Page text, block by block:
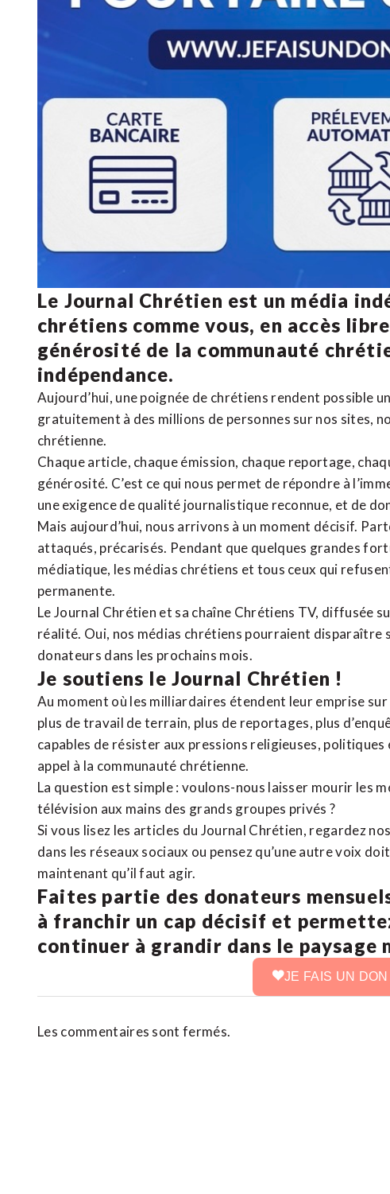
Le Journal Chrétien est un média
chrétiens comme vous, en accès
générosité de la communauté
indépendance.
Aujourd’hui, une poignée de chrétiens rendent possible
gratuitement à des millions de personnes sur nos sites,
chrétienne.
Chaque article, chaque émission, chaque reportage,
générosité. C’est ce qui nous permet de répondre à
une exigence de qualité journalistique reconnue, et de
Mais aujourd’hui, nous arrivons à un moment décisif.
attaqués, précarisés. Pendant que quelques grandes
médiatique, les médias chrétiens et tous ceux qui
permanente.
Le Journal Chrétien et sa chaîne Chrétiens TV, diffusée
réalité. Oui, nos médias chrétiens pourraient disparaître
donateurs dans les prochains mois.
Je soutiens le Journal Chrétien !
Au moment où les milliardaires étendent leur emprise
plus de travail de terrain, plus de reportages, plus
capables de résister aux pressions religieuses, politiques
appel à la communauté chrétienne.
La question est simple : voulons-nous laisser mourir les
télévision aux mains des grands groupes privés ?
Si vous lisez les articles du Journal Chrétien, regardez
dans les réseaux sociaux ou pensez qu’une autre voix
maintenant qu’il faut agir.
Faites partie des donateurs
à franchir un cap décisif et
continuer à grandir dans le paysage
JE FAIS UN
Les commentaires sont fermés.